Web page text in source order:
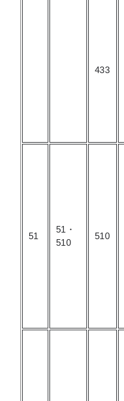
433
51
51・
510
510